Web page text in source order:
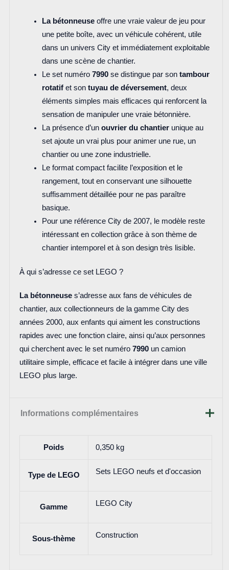
La bétonneuseoffre une vraie valeur de jeu pour
une petite boîte, avec un véhicule cohérent, utile
dans un univers City et immédiatement exploitable
dans une scène de chantier.
Le set numéro 7990se distingue par son tambour
rotatifet son tuyau de déversement, deux
éléments simples mais efficaces qui renforcent la
sensation de manipuler une vraie bétonnière.
La présence d’un ouvrier du chantierunique au
set ajoute un vrai plus pour animer une rue, un
chantier ou une zone industrielle.
Le format compact facilite l’exposition et le
rangement, tout en conservant une silhouette
suffisamment détaillée pour ne pas paraître
basique.
Pour une référence City de 2007, le modèle reste
intéressant en collection grâce à son thème de
chantier intemporel et à son design très lisible.
À qui s’adresse ce set LEGO ?
La bétonneuses’adresse aux fans de véhicules de
chantier, aux collectionneurs de la gamme City des
années 2000, aux enfants qui aiment les constructions
rapides avec une fonction claire, ainsi qu’aux personnes
qui cherchent avec le set numéro 7990un camion
utilitaire simple, efficace et facile à intégrer dans une ville
LEGO plus large.
Informations complémentaires
Poids 0,350 kg
Type de LEGO Sets LEGO neufs et d'occasion
Gamme LEGO City
Sous-thème Construction